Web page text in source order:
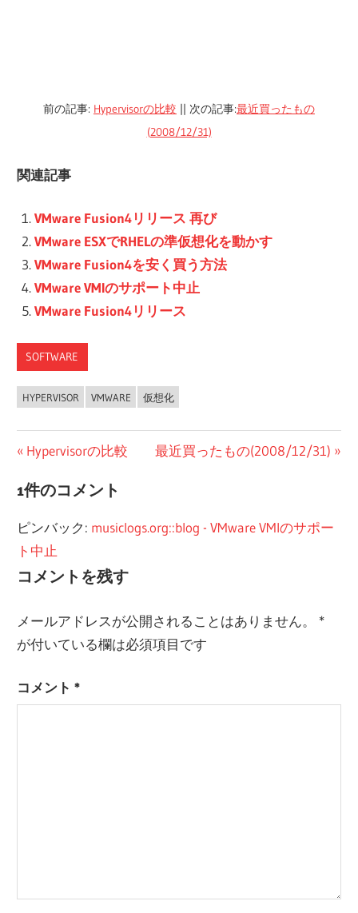
前の記事: Hypervisorの比較 || 次の記事:最近買ったもの
(2008/12/31)
関連記事
VMware Fusion4リリース 再び
VMware ESXでRHELの準仮想化を動かす
VMware Fusion4を安く買う方法
VMware VMIのサポート中止
VMware Fusion4リリース
SOFTWARE
HYPERVISOR VMWARE 仮想化
投
稿
ナ
ビ
ゲ
ー
シ
ン
前
投
稿:
Hypervisorの比較
次
最近買ったもの(2008/12/31)
1件のコメント
ピンバック: musiclogs.org::blog - VMware VMIのサポー
ト中止
コメントを残す
メールアドレスが公開されることはありません。
*
が付いている欄は必須項目です
コメント*